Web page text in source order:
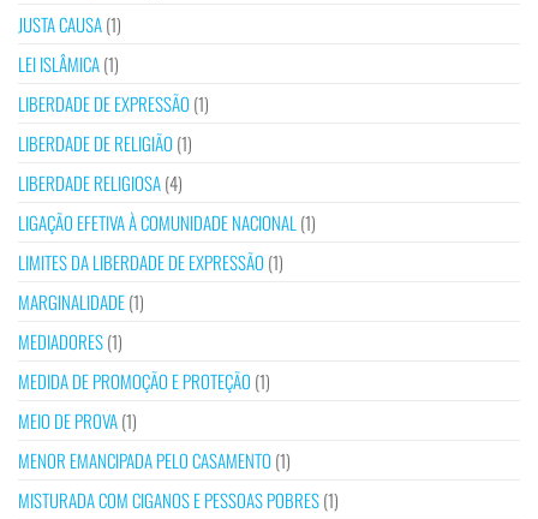
JUSTA CAUSA(1)
LEI ISLÂMICA(1)
LIBERDADE DE EXPRESSÃO (1)
LIBERDADE DE RELIGIÃO (1)
LIBERDADE RELIGIOSA(4)
LIGAÇÃO EFETIVA À COMUNIDADE NACIONAL(1)
LIMITES DA LIBERDADE DE EXPRESSÃO (1)
MARGINALIDADE(1)
MEDIADORES(1)
MEDIDA DE PROMOÇÃO E PROTEÇÃO (1)
MEIO DE PROVA(1)
MENOR EMANCIPADA PELO CASAMENTO (1)
MISTURADA COM CIGANOS E PESSOAS POBRES(1)